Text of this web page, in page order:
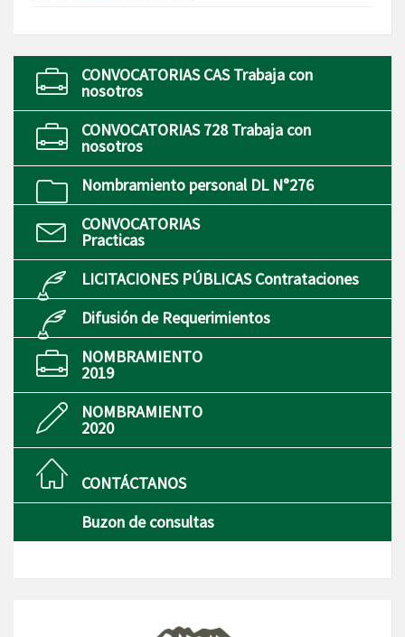
CONVOCATORIAS CAS Trabaja con
nosotros
CONVOCATORIAS 728 Trabaja con
nosotros
Nombramiento personal DL N°276
CONVOCATORIAS
Practicas
LICITACIONES PÚBLICAS Contrataciones
Difusión de Requerimientos
NOMBRAMIENTO
2019
NOMBRAMIENTO
2020
CONTÁCTANOS
Buzon de consultas